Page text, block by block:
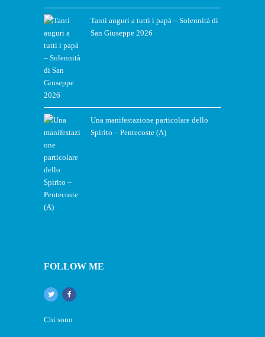
Tanti auguri a tutti i papà – Solennità di
San Giuseppe 2026
Una manifestazione particolare dello
Spirito – Pentecoste (A)
FOLLOW ME
Chi sono